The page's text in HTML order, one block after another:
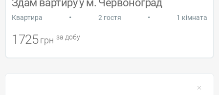
Здам вартиру у м. Червоноград
Квартира • 2 гостя • 1 кімната
1725 грн за добу